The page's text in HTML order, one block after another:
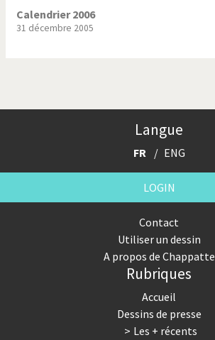
Calendrier 2006
31 décembre 2005
Langue
FR ENG
LOGIN
Contact
Utiliser un dessin
A propos de Chappatte
Rubriques
Accueil
Dessins de presse
Les + récents